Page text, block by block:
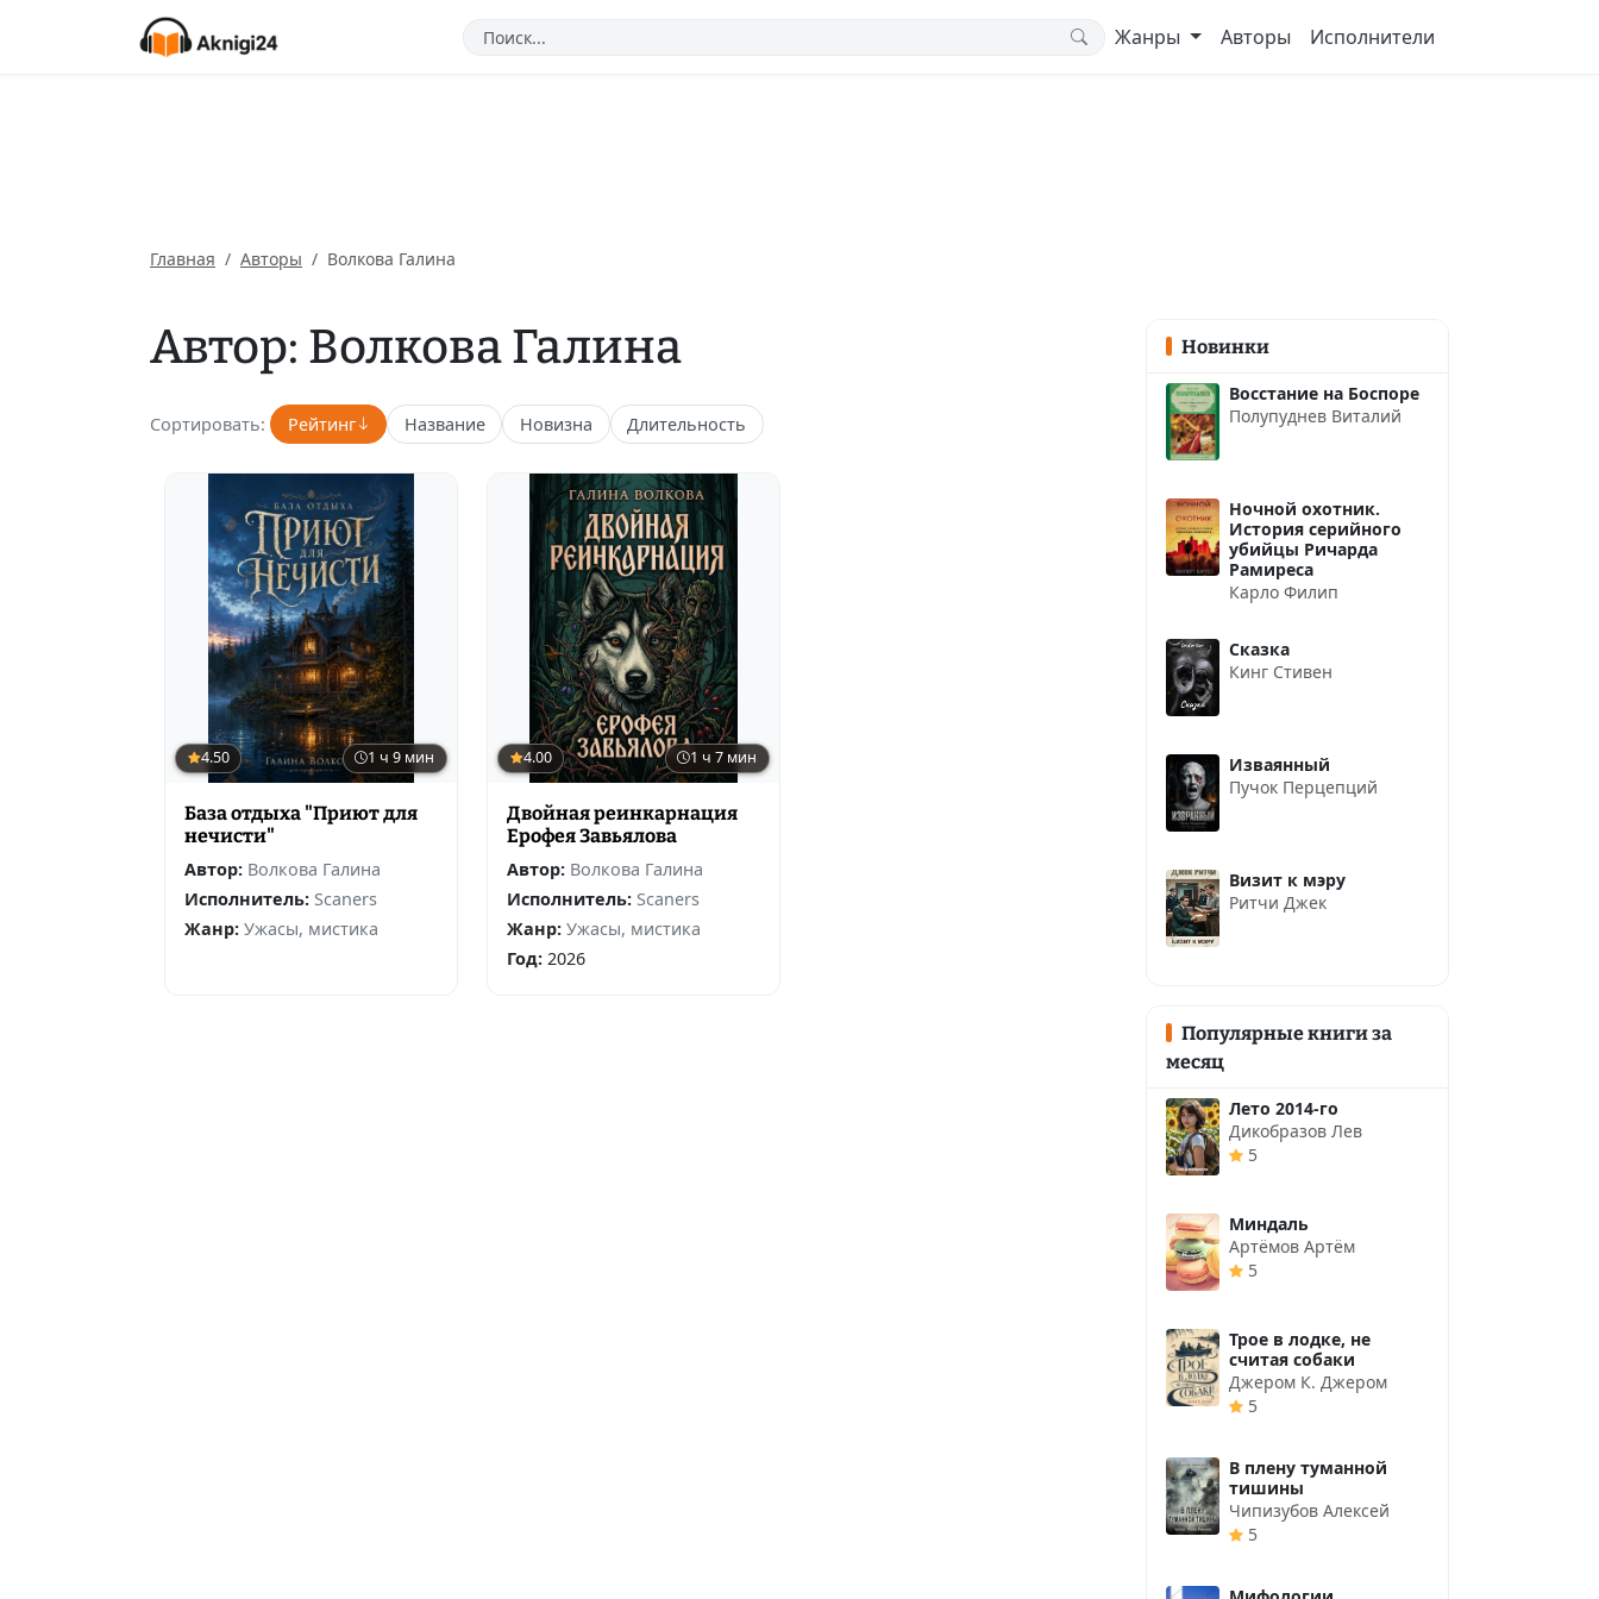
Жанры Авторы Исполнители
Главная Авторы Волкова Галина
Автор: Волкова Галина
Сортировать: Рейтинг Название Новизна Длительность
4.50 1 ч 9 мин
База отдыха "Приют для
нечисти"
Автор: Волкова Галина
Исполнитель: Scaners
Жанр: Ужасы, мистика
4.00 1 ч 7 мин
Двойная реинкарнация
Ерофея Завьялова
Автор: Волкова Галина
Исполнитель: Scaners
Жанр: Ужасы, мистика
Год:2026
Новинки
Восстание на Боспоре
Полупуднев Виталий
Ночной охотник.
История серийного
убийцы Ричарда
Рамиреса
Карло Филип
Сказка
Кинг Стивен
Изваянный
Пучок Перцепций
Визит к мэру
Ритчи Джек
Популярные книги за
месяц
Лето 2014-го
Дикобразов Лев
5
Миндаль
Артёмов Артём
5
Трое в лодке, не
считая собаки
Джером К. Джером
5
В плену туманной
тишины
Чипизубов Алексей
5